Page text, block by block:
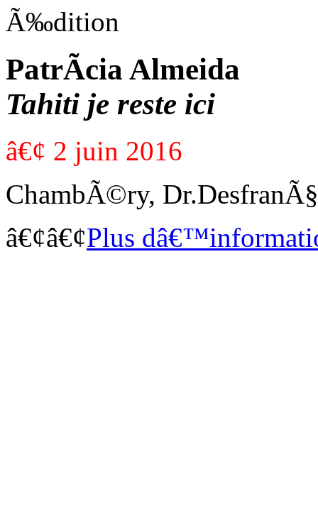
Ã‰dition
PatrÃ­cia Almeida
Tahiti je reste ici
â€¢ 2 juin 2016
ChambÃ©ry,
â€¢â€¢Plus